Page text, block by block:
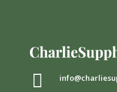
